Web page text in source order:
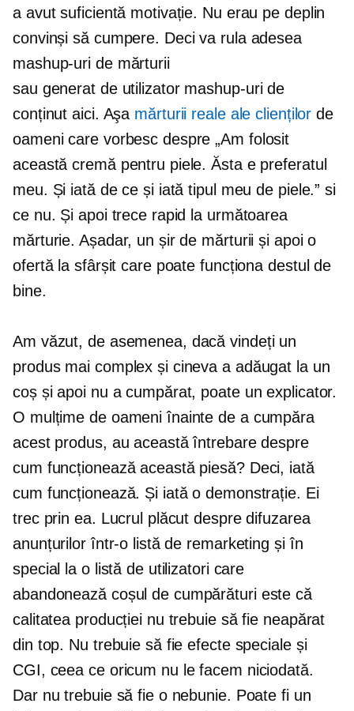
a avut suficientă motivație. Nu erau pe deplin
convinși să cumpere. Deci va rula adesea
mashup-uri de mărturii
sau generat de utilizatormashup-uri de
conținut aici. Aşa mărturii reale ale clienților de
oameni care vorbesc despre „Am folosit
această cremă pentru piele. Ăsta e preferatul
meu. Și iată de ce și iată tipul meu de piele.” si
ce nu. Și apoi trece rapid la următoarea
mărturie. Așadar, un șir de mărturii și apoi o
ofertă la sfârșit care poate funcționa destul de
bine.
Am văzut, de asemenea, dacă vindeți un
produs mai complex și cineva a adăugat la un
coș și apoi nu a cumpărat, poate un explicator.
O mulțime de oameni înainte de a cumpăra
acest produs, au această întrebare despre
cum funcționează această piesă? Deci, iată
cum funcționează. Și iată o demonstrație. Ei
trec prin ea. Lucrul plăcut despre difuzarea
anunțurilor într-o listă de remarketing și în
special la o listă de utilizatori care
abandonează coșul de cumpărături este că
calitatea producției nu trebuie să fie neapărat
din top. Nu trebuie să fie efecte speciale și
CGI, ceea ce oricum nu le facem niciodată.
Dar nu trebuie să fie o nebunie. Poate fi un